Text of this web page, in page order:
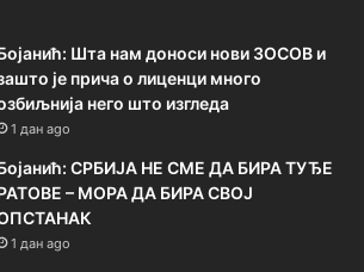
Шта нам доноси нови ЗОСОВ и
је прича о лиценци много
него што изгледа
1 дан ago
СРБИЈА НЕ СМЕ ДА БИРА ТУЂЕ
– МОРА ДА БИРА СВОЈ
1 дан ago